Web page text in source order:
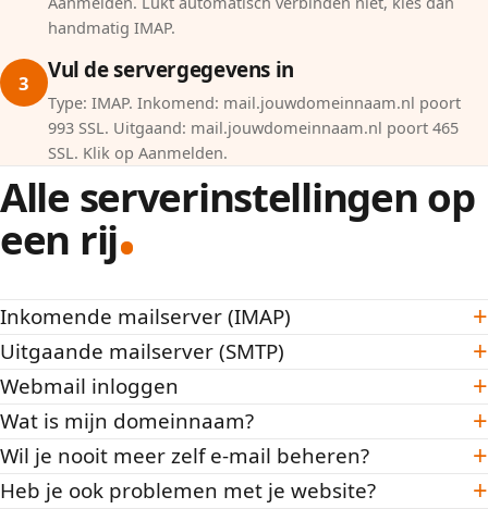
handmatig IMAP.
3 Vul de servergegevens in
Type: IMAP. Inkomend: mail.jouwdomeinnaam.nl poort
993 SSL. Uitgaand: mail.jouwdomeinnaam.nl poort 465
SSL. Klik op Aanmelden.
Alle serverinstellingen op
een rij
Inkomende mailserver (IMAP) +
Uitgaande mailserver (SMTP) +
Webmail inloggen +
Wat is mijn domeinnaam? +
Wil je nooit meer zelf e-mail beheren? +
Heb je ook problemen met je website? +